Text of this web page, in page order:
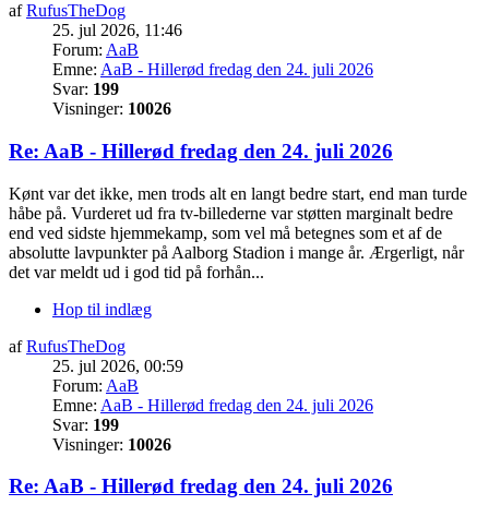
afRufusTheDog
25. jul 2026, 11:46
Forum: AaB
Emne: AaB - Hillerød fredag den 24. juli 2026
Svar: 199
Visninger: 10026
Re: AaB - Hillerød fredag den 24. juli 2026
Kønt var det ikke, men trods alt en langt bedre start, end man turde
håbe på. Vurderet ud fra tv-billederne var støtten marginalt bedre
end ved sidste hjemmekamp, som vel må betegnes som et af de
absolutte lavpunkter på Aalborg Stadion i mange år. Ærgerligt, når
det var meldt ud i god tid på forhån...
Hop til indlæg
afRufusTheDog
25. jul 2026, 00:59
Forum: AaB
Emne: AaB - Hillerød fredag den 24. juli 2026
Svar: 199
Visninger: 10026
Re: AaB - Hillerød fredag den 24. juli 2026